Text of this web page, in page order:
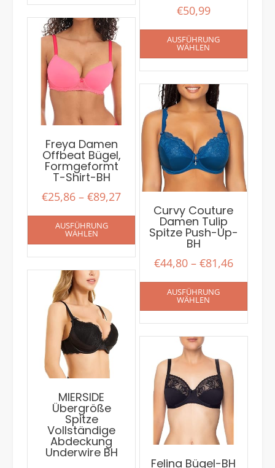
€50,99
AUSFÜHRUNG
WÄHLEN
Freya Damen
Offbeat Bügel,
Formgeformt
T-Shirt-BH
€25,86 –€89,27
AUSFÜHRUNG
WÄHLEN
Curvy Couture
Damen Tulip
Spitze Push-Up-
BH
€44,80– €81,46
AUSFÜHRUNG
WÄHLEN
MIERSIDE
Übergröße
Spitze
Vollständige
Abdeckung
Underwire BH
Felina Bügel-BH